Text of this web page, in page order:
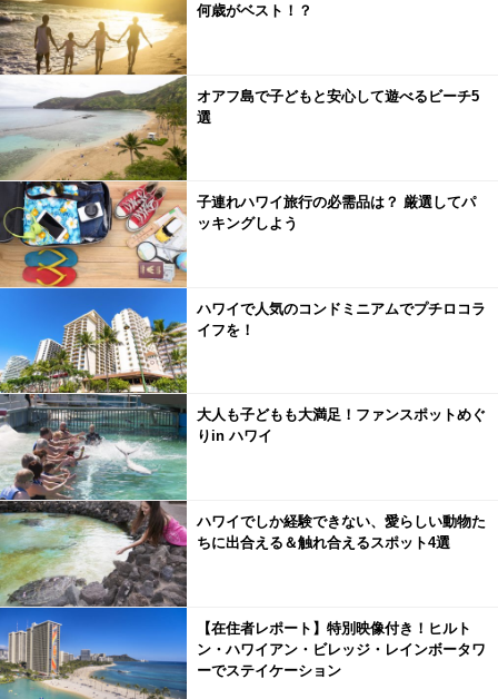
何歳がベスト！？
オアフ島で子どもと安心して遊べるビーチ5
選
子連れハワイ旅行の必需品は？ 厳選してパ
ッキングしよう
ハワイで人気のコンドミニアムでプチロコラ
イフを！
大人も子どもも大満足！ファンスポットめぐ
りin ハワイ
ハワイでしか経験できない、愛らしい動物た
ちに出合える＆触れ合えるスポット4選
【在住者レポート】特別映像付き！ヒルト
ン・ハワイアン・ビレッジ・レインボータワ
ーでステイケーション